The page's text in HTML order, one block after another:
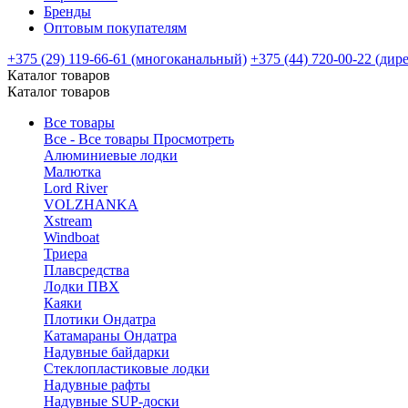
Бренды
Оптовым покупателям
+375 (29) 119-66-61 (многоканальный) +375 (44) 720-00-22
Каталог товаров
Каталог товаров
Все товары
Все - Все товары Просмотреть
Алюминиевые лодки
Малютка
Lord River
VOLZHANKA
Xstream
Windboat
Триера
Плавсредства
Лодки ПВХ
Каяки
Плотики Ондатра
Катамараны Ондатра
Надувные байдарки
Стеклопластиковые лодки
Надувные рафты
Надувные SUP-доски